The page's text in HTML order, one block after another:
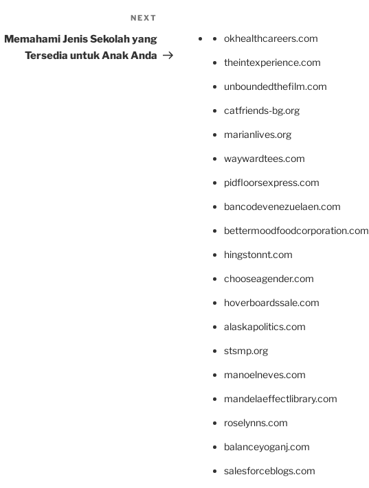
Post
NEXT
Memahami Jenis Sekolah yang
Tersedia untuk Anak Anda
okhealthcareers.com
theintexperience.com
unboundedthefilm.com
catfriends-bg.org
marianlives.org
waywardtees.com
pidfloorsexpress.com
bancodevenezuelaen.com
bettermoodfoodcorporation.com
hingstonnt.com
chooseagender.com
hoverboardssale.com
alaskapolitics.com
stsmp.org
manoelneves.com
mandelaeffectlibrary.com
roselynns.com
balanceyoganj.com
salesforceblogs.com